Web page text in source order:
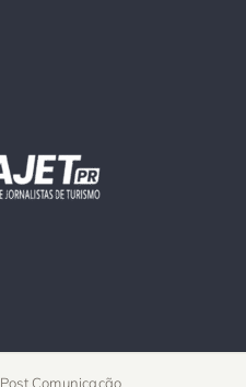
Post Comunicação